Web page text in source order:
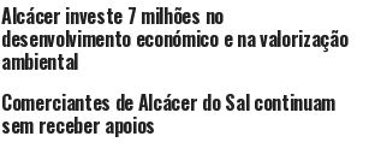
Alcácer investe 7 milhões no
desenvolvimento económico e na valorização
ambiental
Comerciantes de Alcácer do Sal continuam
sem receber apoios